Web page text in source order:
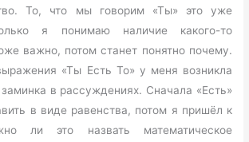
То, что мы говорим «Ты» это уже
я понимаю наличие какого-то
важно, потом станет понятно почему.
«Ты Есть То» у меня возникла
заминка в рассуждениях. Сначала «Есть»
в виде равенства, потом я пришёл к
ли это назвать математическое